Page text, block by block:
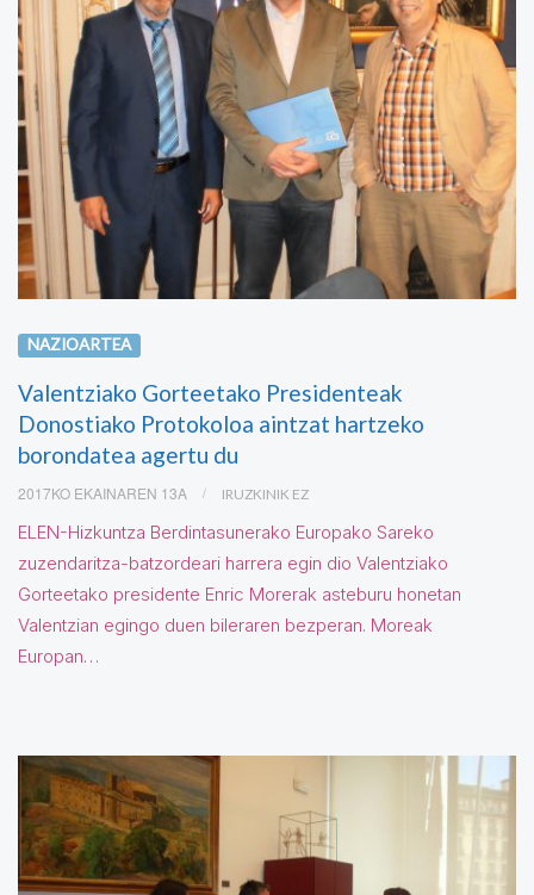
NAZIOARTEA
Valentziako Gorteetako Presidenteak
Donostiako Protokoloa aintzat hartzeko
borondatea agertu du
2017KO EKAINAREN 13A IRUZKINIK EZ
ELEN-Hizkuntza Berdintasunerako Europako Sareko
zuzendaritza-batzordeari harrera egin dio Valentziako
Gorteetako presidente Enric Morerak asteburu honetan
Valentzian egingo duen bileraren bezperan. Moreak
Europan…